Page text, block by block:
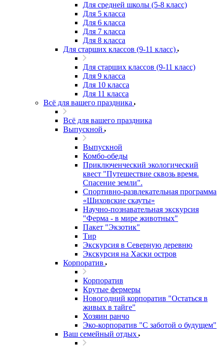
Для средней школы (5-8 класс)
Для 5 класса
Для 6 класса
Для 7 класса
Для 8 класса
Для старших классов (9-11 класс)
Для старших классов (9-11 класс)
Для 9 класса
Для 10 класса
Для 11 класса
Всё для вашего праздника
Всё для вашего праздника
Выпускной
Выпускной
Комбо-обеды
Приключенческий экологический
квест "Путешествие сквозь время.
Спасение земли".
Спортивно-развлекательная программа
«Шиховские скауты»
Научно-познавательная экскурсия
"Ферма - в мире животных"
Пакет "Экзотик"
Тир
Экскурсия в Северную деревню
Экскурсия на Хаски остров
Корпоратив
Корпоратив
Крутые фермеры
Новогодний корпоратив "Остаться в
живых в тайге"
Хозяин ранчо
Эко-корпоратив "С заботой о будущем"
Ваш семейный отдых